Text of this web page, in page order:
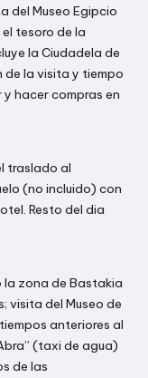
del Museo Egipcio
tesoro de la
la Ciudadela de
de la visita y tiempo
hacer compras en
traslado al
(no incluido) con
Resto del dia
zona de Bastakia
visita del Museo de
anteriores al
(taxi de agua)
de las